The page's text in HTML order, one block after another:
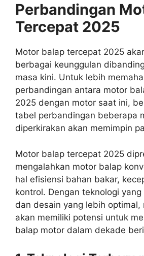
Perbandingan
Tercepat 2025
Motor balap tercepat 2025
berbagai keunggulan
masa kini. Untuk lebih
perbandingan antara motor
2025 dengan motor saat ini,
tabel perbandingan beberapa
diperkirakan akan memimpin
Motor balap tercepat 2025
mengalahkan motor balap
hal efisiensi bahan bakar,
kontrol. Dengan teknologi
dan desain yang lebih optimal,
akan memiliki potensi untuk
balap motor dalam dekade